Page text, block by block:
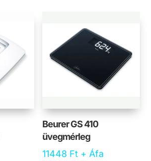
Beurer GS 410
üvegmérleg
11448 Ft + Áfa